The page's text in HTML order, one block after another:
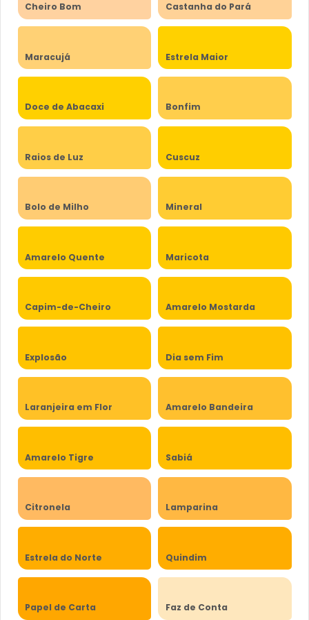
Cheiro Bom Castanha do Pará
Maracujá Estrela Maior
Doce de Abacaxi Bonfim
Raios de Luz Cuscuz
Bolo de Milho Mineral
Amarelo Quente Maricota
Capim-de-Cheiro Amarelo Mostarda
Explosão Dia sem Fim
Laranjeira em Flor Amarelo Bandeira
Amarelo Tigre Sabiá
Citronela Lamparina
Estrela do Norte Quindim
Papel de Carta Faz de Conta